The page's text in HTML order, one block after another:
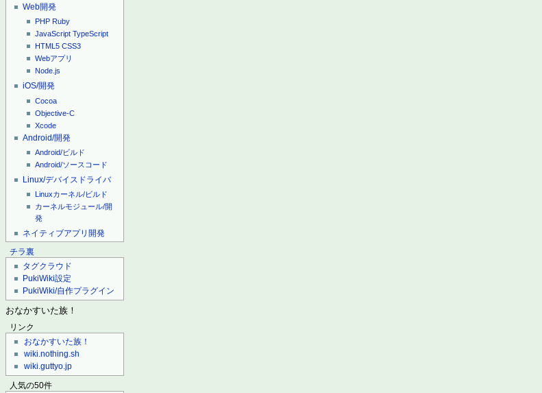
Web開発
PHP Ruby
JavaScript TypeScript
HTML5 CSS3
Webアプリ
Node.js
iOS/開発
Cocoa
Objective-C
Xcode
Android/開発
Android/ビルド
Android/ソースコード
Linux/デバイスドライバ
Linuxカーネル/ビルド
カーネルモジュール/開
発
ネイティブアプリ開発
チラ裏
タグクラウド
PukiWiki設定
PukiWiki/自作プラグイン
おなかすいた族！
リンク
おなかすいた族！
wiki.nothing.sh
wiki.guttyo.jp
人気の50件